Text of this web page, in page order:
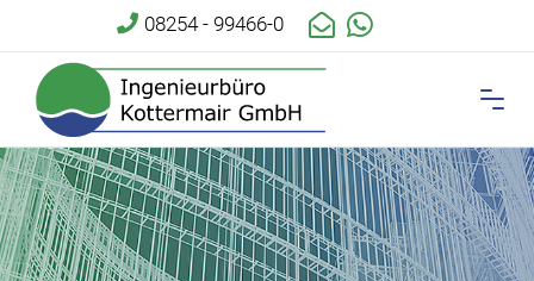
08254 - 99466-0